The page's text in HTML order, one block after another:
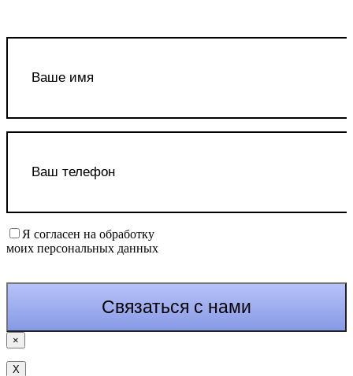
Я согласен на обработку
моих персональных данных
×
Х